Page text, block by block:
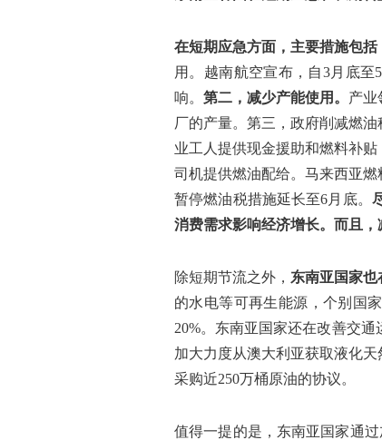
在短期应急方面，主要措施包括
用。越南航空宣布，自3月底
响。 第二，减少产能使用。 产业
厂的产量。第三，政府削减燃
业工人提供现金援助和燃料补
司机提供燃油配给。马来西亚
暂停燃油税措施延长至6月底。
消费需求影响经济增长。而且
除短期节流之外， 东南亚国家也
的水电等可再生能源，个别国
20%。东南亚国家还在改善交通
加大力度从澳大利亚获取液化
采购近250万桶原油的协议。
值得一提的是，东南亚国家通